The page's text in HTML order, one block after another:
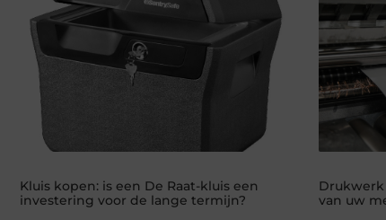
Kluis kopen: is een De Raat-kluis een
investering voor de lange termijn?
van uw